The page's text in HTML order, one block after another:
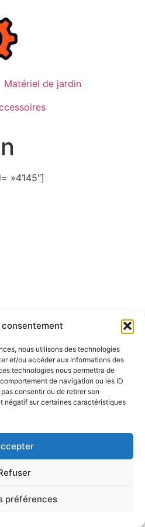
consentement
nous utilisons des technologies
et/ou accéder aux informations des
technologies nous permettra de
de navigation ou les ID
consentir ou de retirer son
négatif sur certaines caractéristiques
préférences
Matériel de jardin
»4145″]